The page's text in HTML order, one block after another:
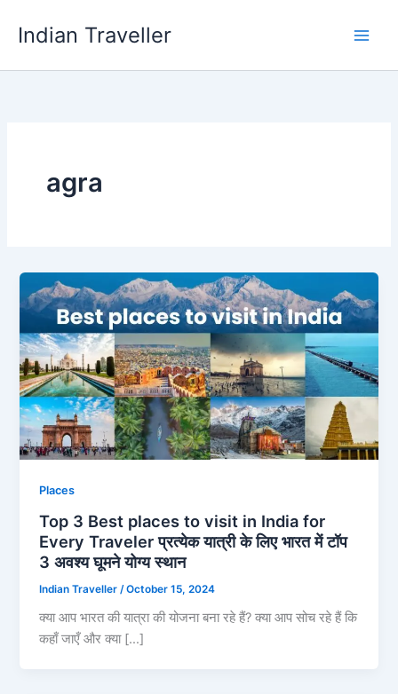
Indian Traveller
agra
Places
Top 3 Best places to visit in India for
Every Traveler प्रत्येक यात्री के लिए भारत में टॉप
3 अवश्य घूमने योग्य स्थान
Indian Traveller /October 15, 2024
क्या आप भारत की यात्रा की योजना बना रहे हैं? क्या आप सोच रहे हैं कि
कहाँ जाएँ और क्या […]